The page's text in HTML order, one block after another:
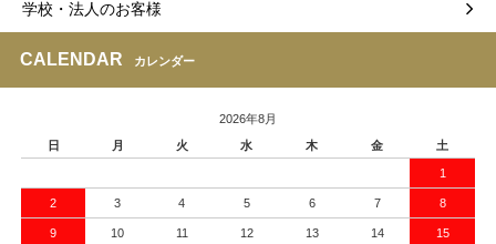
学校・法人のお客様
CALENDAR カレンダー
2026年8月
日
月 火 水 木 金 土
1
2 3 4 5 6 7 8
9 10 11 12 13 14 15